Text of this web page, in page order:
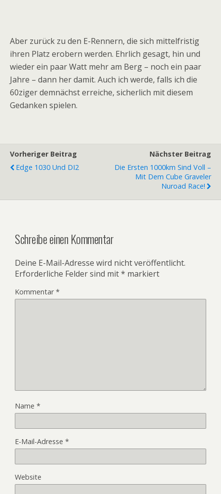
Aber zurück zu den E-Rennern, die sich mittelfristig
ihren Platz erobern werden. Ehrlich gesagt, hin und
wieder ein paar Watt mehr am Berg – noch ein paar
Jahre – dann her damit. Auch ich werde, falls ich die
60ziger demnächst erreiche, sicherlich mit diesem
Gedanken spielen.
Vorheriger Beitrag
Edge 1030 Und DI2
Nächster Beitrag
Die Ersten 1000km Sind Voll –
Mit Dem Cube Graveler
Nuroad Race!
Schreibe einen Kommentar
Deine E-Mail-Adresse wird nicht veröffentlicht.
Erforderliche Felder sind mit* markiert
Kommentar*
Name *
E-Mail-Adresse *
Website